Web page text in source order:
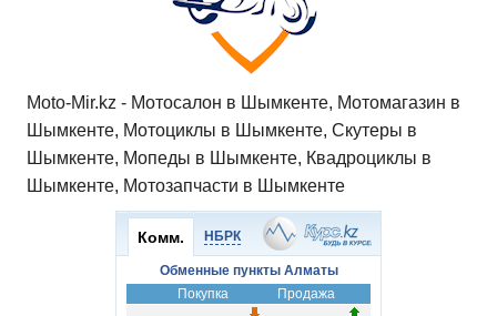
Moto-Mir.kz - Мотосалон в Шымкенте, Мотомагазин в
Шымкенте, Мотоциклы в Шымкенте, Скутеры в
Шымкенте, Мопеды в Шымкенте, Квадроциклы в
Шымкенте, Мотозапчасти в Шымкенте